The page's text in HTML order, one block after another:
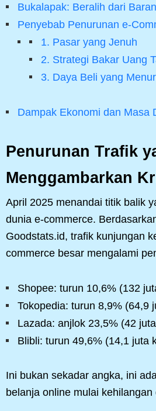
Bukalapak: Beralih dari
Penyebab Penurunan e-
1. Pasar yang Jenuh
2. Strategi Bakar Uang
3. Daya Beli yang
Dampak Ekonomi dan Masa
Penurunan Trafik
Menggambarkan
April 2025 menandai titik balik
dunia e-commerce.
Goodstats.id, trafik kunjungan
commerce besar mengalami
Shopee: turun 10,6% (132
Tokopedia: turun 8,9% (64,9
Lazada: anjlok 23,5% (42
Blibli: turun 49,6% (14,1 juta
Ini bukan sekadar angka, ini
belanja online mulai kehilangan